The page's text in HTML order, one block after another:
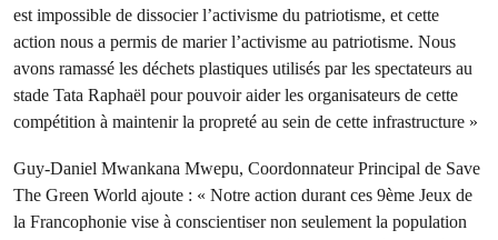
est impossible de dissocier l’activisme du patriotisme, et cette
action nous a permis de marier l’activisme au patriotisme. Nous
avons ramassé les déchets plastiques utilisés par les spectateurs au
stade Tata Raphaël pour pouvoir aider les organisateurs de cette
compétition à maintenir la propreté au sein de cette infrastructure »
Guy-Daniel Mwankana Mwepu, Coordonnateur Principal de Save
The Green World ajoute : « Notre action durant ces 9ème Jeux de
la Francophonie vise à conscientiser non seulement la population